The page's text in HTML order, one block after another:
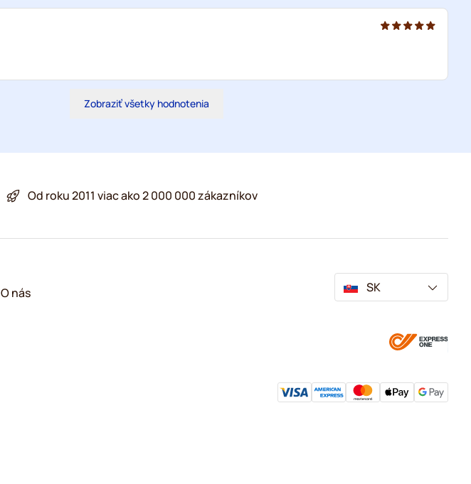
Zobraziť všetky hodnotenia
Od roku 2011 viac ako 2 000 000 zákazníkov
O nás SK